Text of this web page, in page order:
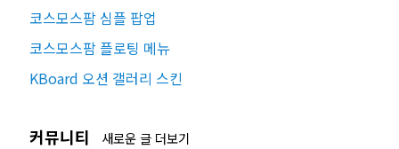
코스모스팜 심플 팝업
코스모스팜 플로팅 메뉴
KBoard 오션 갤러리 스킨
커뮤니티 새로운 글 더보기